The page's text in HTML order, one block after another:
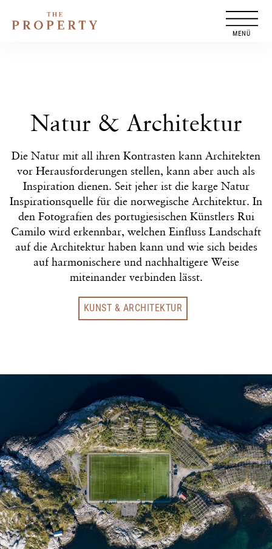
Inhalt
Natur & Architektur
Die Natur mit all ihren Kontrasten kann Architekten
vor Herausforderungen stellen, kann aber auch als
Inspiration dienen. Seit jeher ist die karge Natur
Inspirationsquelle für die norwegische Architektur. In
den Fotografien des portugiesischen Künstlers Rui
Camilo wird erkennbar, welchen Einfluss Landschaft
auf die Architektur haben kann und wie sich beides
auf harmonischere und nachhaltigere Weise
miteinander verbinden lässt.
KUNST & ARCHITEKTUR